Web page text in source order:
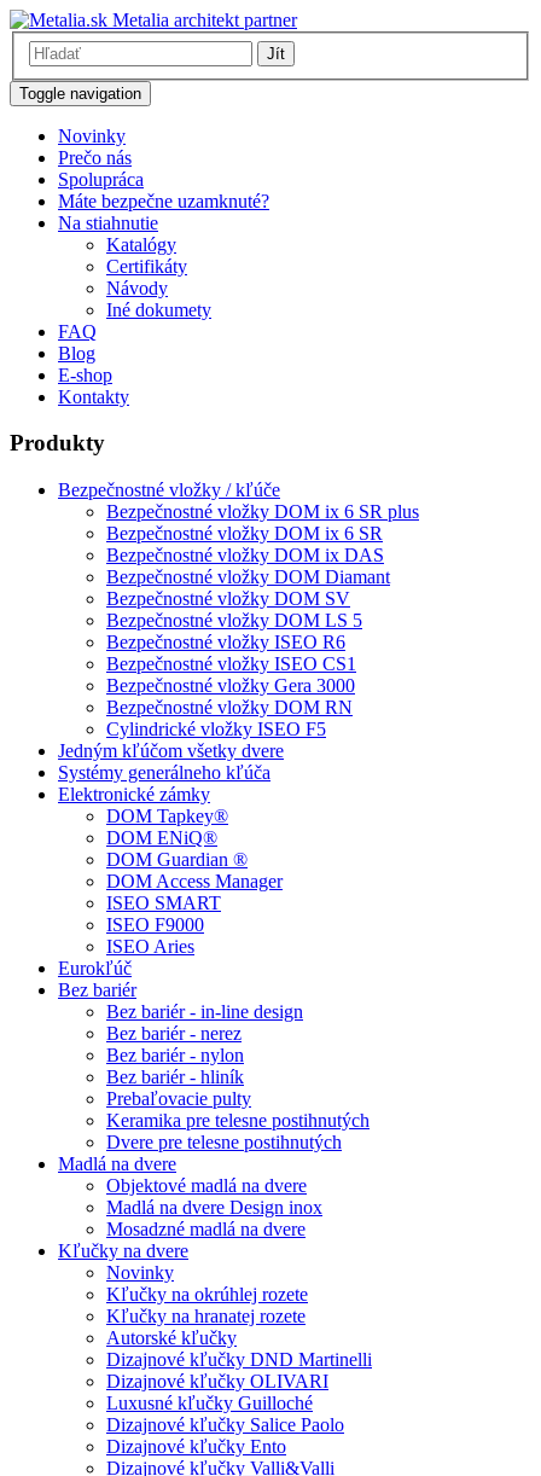
Metalia architekt partner
Jít
Toggle navigation
Novinky
Prečo nás
Spolupráca
Máte bezpečne uzamknuté?
Na stiahnutie
Katalógy
Certifikáty
Návody
Iné dokumety
FAQ
Blog
E-shop
Kontakty
Produkty
Bezpečnostné vložky / kľúče
Bezpečnostné vložky DOM ix 6 SR plus
Bezpečnostné vložky DOM ix 6 SR
Bezpečnostné vložky DOM ix DAS
Bezpečnostné vložky DOM Diamant
Bezpečnostné vložky DOM SV
Bezpečnostné vložky DOM LS 5
Bezpečnostné vložky ISEO R6
Bezpečnostné vložky ISEO CS1
Bezpečnostné vložky Gera 3000
Bezpečnostné vložky DOM RN
Cylindrické vložky ISEO F5
Jedným kľúčom všetky dvere
Systémy generálneho kľúča
Elektronické zámky
DOM Tapkey®
DOM ENiQ®
DOM Guardian ®
DOM Access Manager
ISEO SMART
ISEO F9000
ISEO Aries
Eurokľúč
Bez bariér
Bez bariér - in-line design
Bez bariér - nerez
Bez bariér - nylon
Bez bariér - hliník
Prebaľovacie pulty
Keramika pre telesne postihnutých
Dvere pre telesne postihnutých
Madlá na dvere
Objektové madlá na dvere
Madlá na dvere Design inox
Mosadzné madlá na dvere
Kľučky na dvere
Novinky
Kľučky na okrúhlej rozete
Kľučky na hranatej rozete
Autorské kľučky
Dizajnové kľučky DND Martinelli
Dizajnové kľučky OLIVARI
Luxusné kľučky Guilloché
Dizajnové kľučky Salice Paolo
Dizajnové kľučky Ento
Dizajnové kľučky Valli&Valli